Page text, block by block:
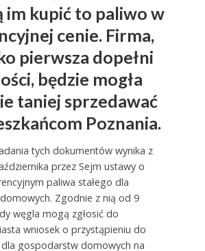
im kupić to paliwo w
cenie. Firma,
pierwsza dopełni
będzie mogła
taniej sprzedawać
Poznania.
tych dokumentów wynika z
przez Sejm ustawy o
paliwa stałego dla
Zgodnie z nią od 9
węgla mogą zgłosić do
wniosek o przystąpieniu do
gospodarstw domowych na